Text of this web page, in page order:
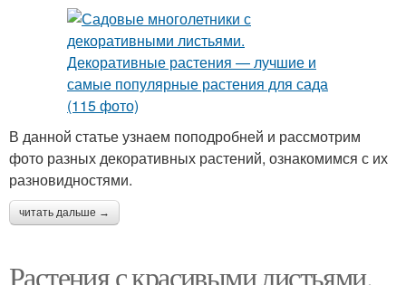
В данной статье узнаем поподробней и рассмотрим
фото разных декоративных растений, ознакомимся с их
разновидностями.
читать дальше →
Растения с красивыми листьями.